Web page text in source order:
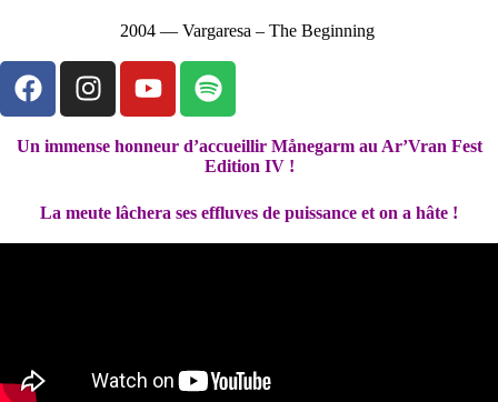
2004 — Vargaresa – The Beginning
Un immense honneur d’accueillir Månegarm au Ar’Vran Fest
Edition IV !
La meute lâchera ses effluves de puissance et on a hâte !